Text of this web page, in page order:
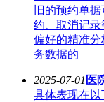
旧的预约单
约、取消记
偏好的精准
务数据的
2025-07-01 医
具体表现在